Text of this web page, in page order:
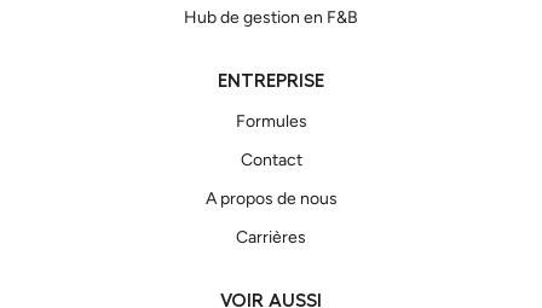
Hub de gestion en F&B
ENTREPRISE
Formules
Contact
A propos de nous
Carrières
VOIR AUSSI